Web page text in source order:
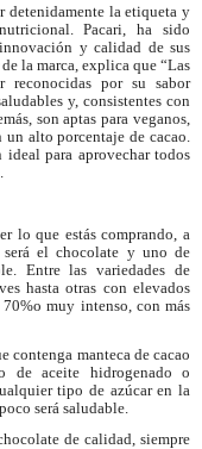
detenidamente la etiqueta y
Pacari, ha sido
y calidad de sus
la marca, explica que “Las
reconocidas por su sabor
y, consistentes con
son aptas para veganos,
alto porcentaje de cacao.
para aprovechar todos
lo que estás comprando, a
el chocolate y uno de
Entre las variedades de
hasta otras con elevados
muy intenso, con más
contenga manteca de cacao
aceite hidrogenado o
tipo de azúcar en la
será saludable.
de calidad, siempre